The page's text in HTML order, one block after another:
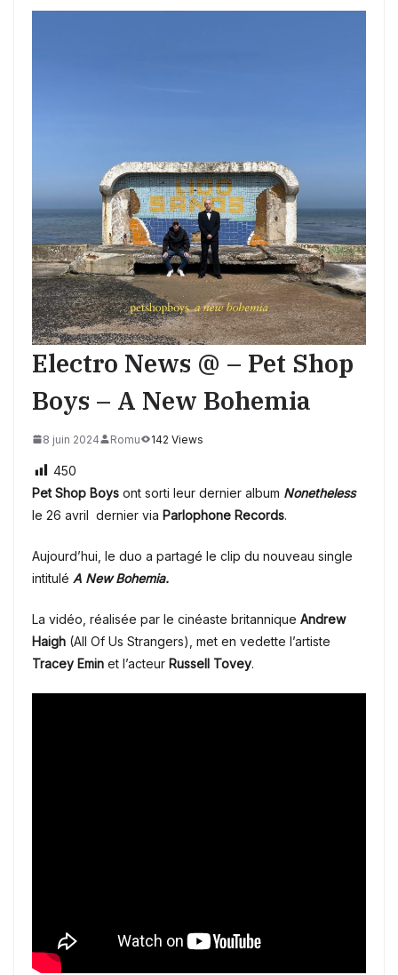
Electro News @ – Pet Shop
Boys – A New Bohemia
8 juin 2024 Romu 142 Views
450
Pet Shop Boys ont sorti leur dernier album Nonetheless
le 26 avril dernier via Parlophone Records.
Aujourd’hui, le duo a partagé le clip du nouveau single
intitulé A New Bohemia.
La vidéo, réalisée par le cinéaste britannique Andrew
Haigh (All Of Us Strangers), met en vedette l’artiste
Tracey Emin et l’acteur Russell Tovey.